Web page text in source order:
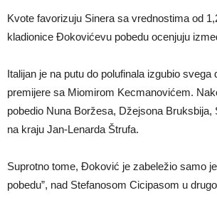
Kvote favorizuju Sinera sa vrednostima od
kladionice Đokovićevu pobedu ocenjuju
Italijan je na putu do polufinala izgubio svega
premijere sa Miomirom Kecmanovićem.
pobedio Nuna Boržesa, Džejsona Bruksbija,
na kraju Jan-Lenarda Štrufa.
Suprotno tome, Đoković je zabeležio samo
pobedu”, nad Stefanosom Cicipasom u